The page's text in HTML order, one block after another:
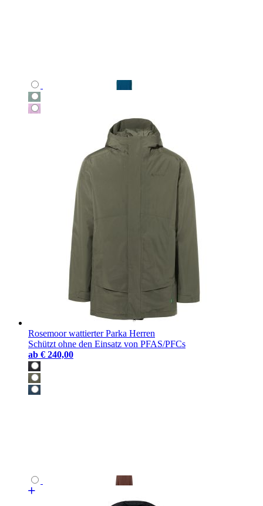
Rosemoor wattierter Parka Herren
Schützt ohne den Einsatz von PFAS/PFCs
ab € 240,00